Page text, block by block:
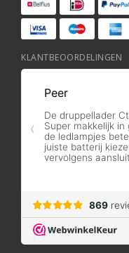
KLANTBEOORDELINGEN